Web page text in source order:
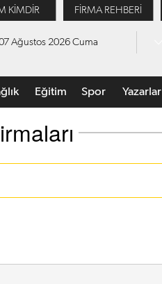
KİMDİR FİRMA REHBERİ
Ağustos 2026 Cuma
Eğitim Spor Yazarlar